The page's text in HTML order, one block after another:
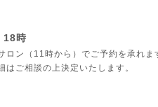
18時
ロン（11時から）でご予約を承れま
ご相談の上決定いたします。